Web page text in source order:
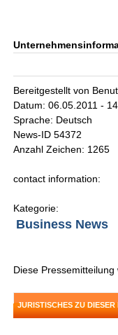
Bereitgestellt von
Datum: 06.05.2011 -
Sprache: Deutsch
News-ID 54372
Anzahl Zeichen: 1265
contact information:
Kategorie:
Business News
Diese
JURISTISCHES ZU